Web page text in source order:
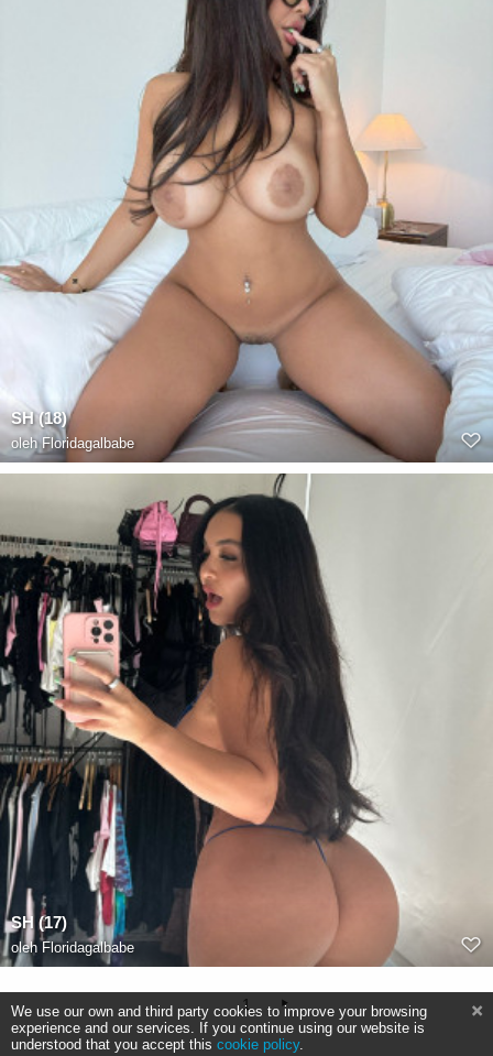
SH (18)
olehFloridagalbabe
SH (17)
oleh Floridagalbabe
1
We use our own and third party cookies to improve your browsing
experience and our services. If you continue using our website is
understood that you accept this cookie policy.